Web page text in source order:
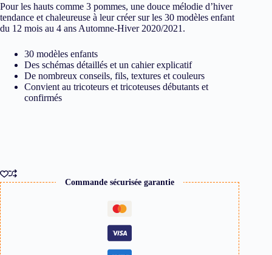
Pour les hauts comme 3 pommes, une douce mélodie d’hiver
tendance et chaleureuse à leur créer sur les 30 modèles enfant
du 12 mois au 4 ans Automne-Hiver 2020/2021.
30 modèles enfants
Des schémas détaillés et un cahier explicatif
De nombreux conseils, fils, textures et couleurs
Convient au tricoteurs et tricoteuses débutants et
confirmés
Commande sécurisée garantie